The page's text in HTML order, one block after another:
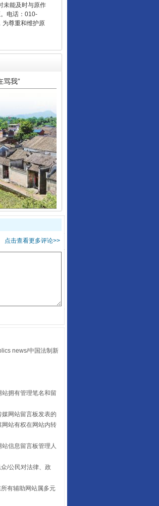
未能及时与原作
电话：010-
为尊重和维护原
骂我”
生机
败综合效能
点击查看更多评论>>
news/中国法制新
拥有管理笔名和留
网站留言板发表的
站有权在网站内转
信息留言板管理人
/公民对法律、政
有辅助网站属多元